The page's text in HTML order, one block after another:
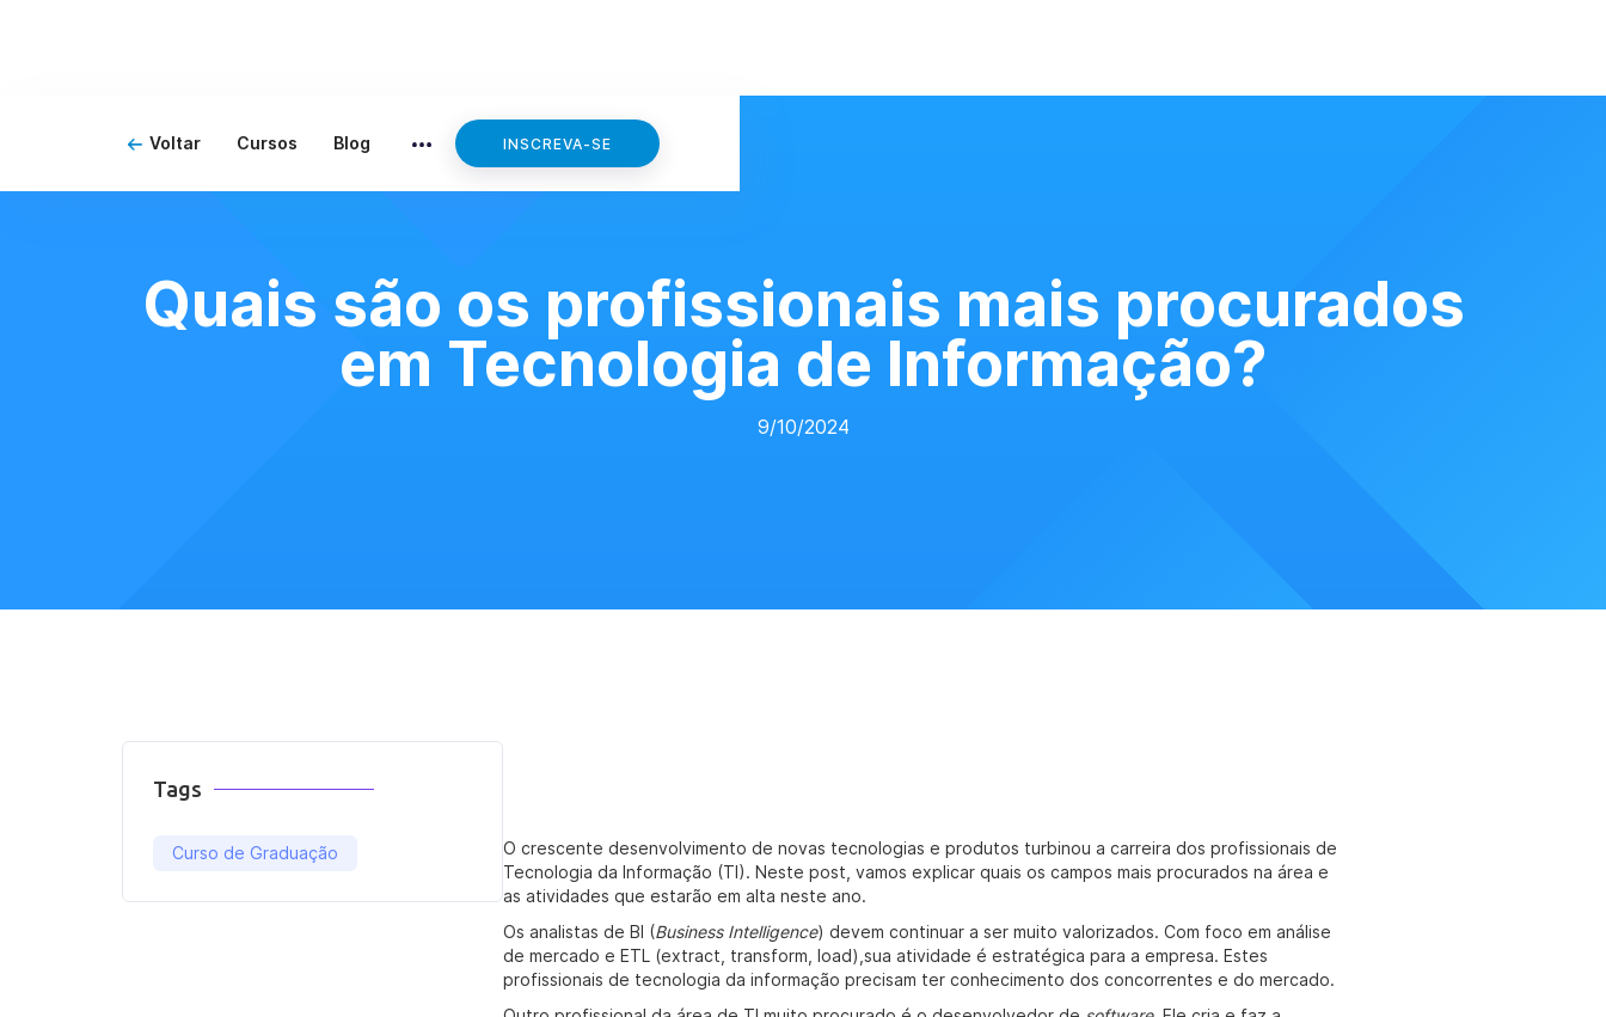
Voltar Cursos Blog INSCREVA-SE
Quais são os profissionais mais procurados
em Tecnologia de Informação?
9/10/2024
Tags
Curso de Graduação
O crescente desenvolvimento de novas tecnologias e produtos turbinou a carreira dos profissionais de
Tecnologia da Informação (TI). Neste post, vamos explicar quais os campos mais procurados na área e
as atividades que estarão em alta neste ano.
Os analistas de BI (Business Intelligence) devem continuar a ser muito valorizados. Com foco em análise
de mercado e ETL (extract, transform, load),sua atividade é estratégica para a empresa. Estes
profissionais de tecnologia da informação precisam ter conhecimento dos concorrentes e do mercado.